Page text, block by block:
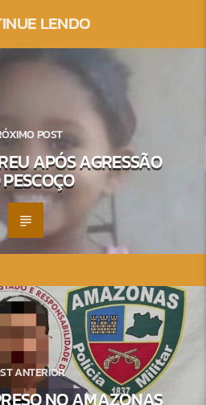
LENDO
POST
APÓS AGRESSÃO
ANTERIOR
NO AMAZONAS